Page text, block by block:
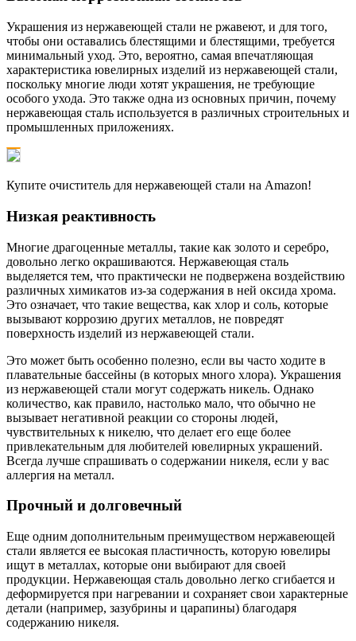
Украшения из нержавеющей стали не ржавеют, и для того,
чтобы они оставались блестящими и блестящими, требуется
минимальный уход. Это, вероятно, самая впечатляющая
характеристика ювелирных изделий из нержавеющей стали,
поскольку многие люди хотят украшения, не требующие
особого ухода. Это также одна из основных причин, почему
нержавеющая сталь используется в различных строительных и
промышленных приложениях.
Купите очиститель для нержавеющей стали на Amazon!
Низкая реактивность
Многие драгоценные металлы, такие как золото и серебро,
довольно легко окрашиваются. Нержавеющая сталь
выделяется тем, что практически не подвержена воздействию
различных химикатов из-за содержания в ней оксида хрома.
Это означает, что такие вещества, как хлор и соль, которые
вызывают коррозию других металлов, не повредят
поверхность изделий из нержавеющей стали.
Это может быть особенно полезно, если вы часто ходите в
плавательные бассейны (в которых много хлора). Украшения
из нержавеющей стали могут содержать никель. Однако
количество, как правило, настолько мало, что обычно не
вызывает негативной реакции со стороны людей,
чувствительных к никелю, что делает его еще более
привлекательным для любителей ювелирных украшений.
Всегда лучше спрашивать о содержании никеля, если у вас
аллергия на металл.
Прочный и долговечный
Еще одним дополнительным преимуществом нержавеющей
стали является ее высокая пластичность, которую ювелиры
ищут в металлах, которые они выбирают для своей
продукции. Нержавеющая сталь довольно легко сгибается и
деформируется при нагревании и сохраняет свои характерные
детали (например, зазубрины и царапины) благодаря
содержанию никеля.